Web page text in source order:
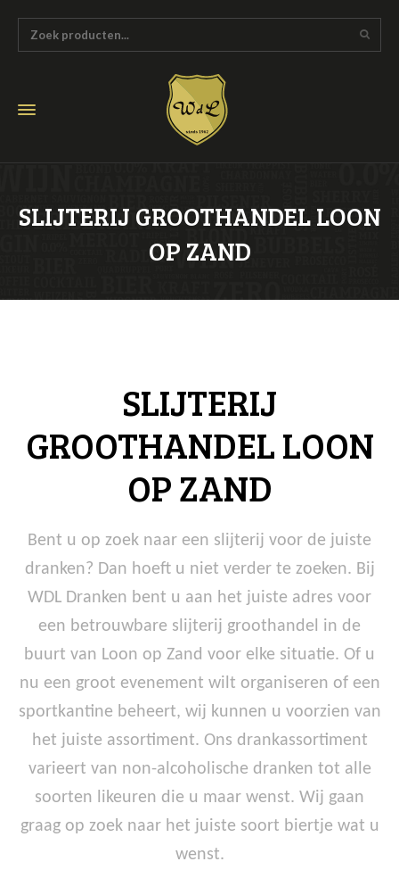
SLIJTERIJ GROOTHANDEL LOON
OP ZAND
SLIJTERIJ
GROOTHANDEL LOON
OP ZAND
Bent u op zoek naar een slijterij voor de juiste
dranken? Dan hoeft u niet verder te zoeken. Bij
WDL Dranken bent u aan het juiste adres voor
een betrouwbare slijterij groothandel in de
buurt van Loon op Zand voor elke situatie. Of u
nu een groot evenement wilt organiseren of een
sportkantine beheert, wij kunnen u voorzien van
het juiste assortiment. Ons drankassortiment
varieert van non-alcoholische dranken tot alle
soorten likeuren die u maar wenst. Wij gaan
graag op zoek naar het juiste soort biertje wat u
wenst.